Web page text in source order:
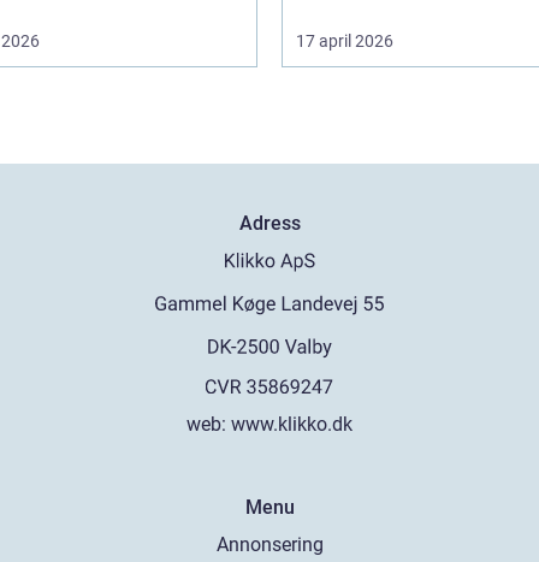
17 april 2026
Adress
web: www.klikko.dk
Menu
Annonsering